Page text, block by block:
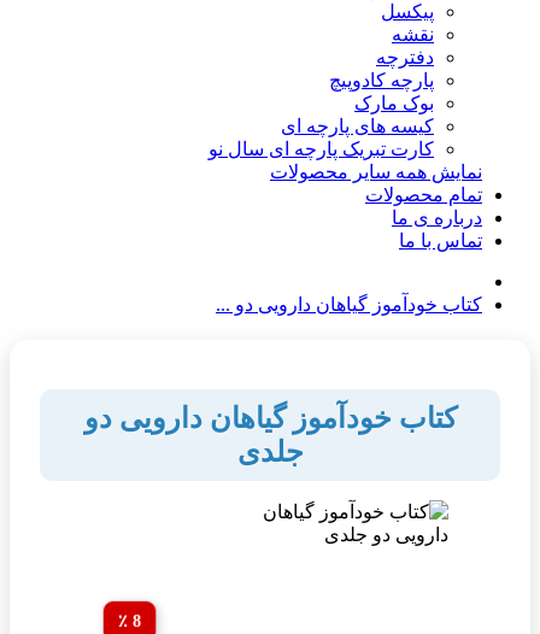
پیکسل
نقشه
دفترچه
پارچه کادوپیچ
بوک مارک
کیسه های پارچه ای
کارت تبریک پارچه ای سال نو
نمایش همه سایر محصولات
تمام محصولات
درباره ی ما
تماس با ما
کتاب خودآموز گیاهان دارویی دو ...
کتاب خودآموز گیاهان دارویی دو
جلدی
8 ٪